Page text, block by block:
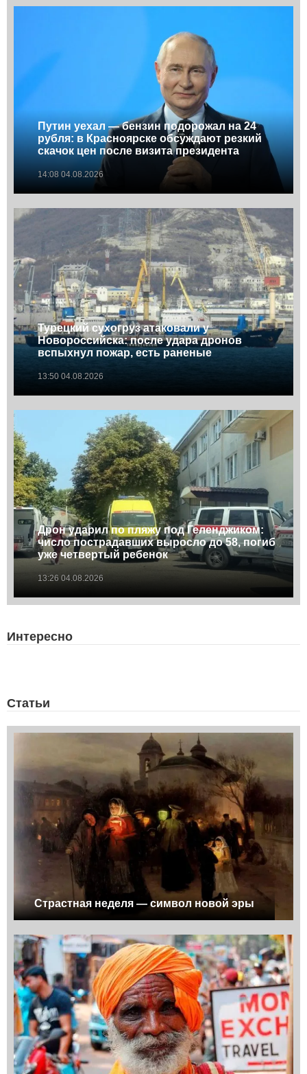
Путин уехал — бензин подорожал на 24
рубля: в Красноярске обсуждают резкий
скачок цен после визита президента
14:08 04.08.2026
Турецкий сухогруз атаковали у
Новороссийска: после удара дронов
вспыхнул пожар, есть раненые
13:50 04.08.2026
Дрон ударил по пляжу под Геленджиком:
число пострадавших выросло до 58, погиб
уже четвертый ребенок
13:26 04.08.2026
Интересно
Статьи
Страстная неделя — символ новой эры